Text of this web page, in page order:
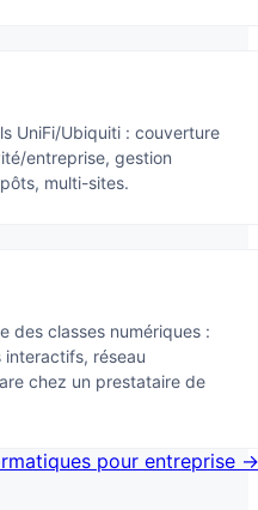
UniFi/Ubiquiti : couverture
entreprise, gestion
multi-sites.
des classes numériques :
réseau
chez un prestataire de
pour entreprise →